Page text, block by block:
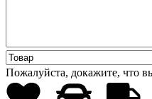
Пожалуйста, докажите, что